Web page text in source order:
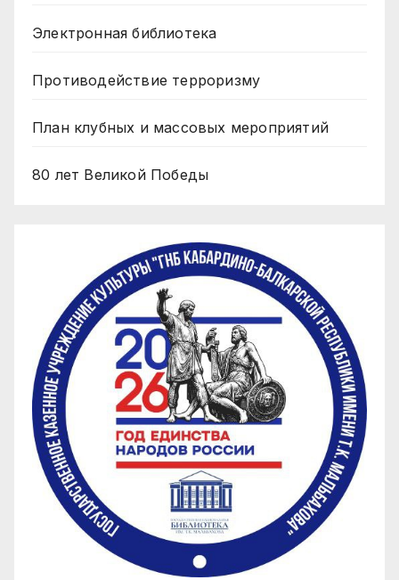
Электронная библиотека
Противодействие терроризму
План клубных и массовых мероприятий
80 лет Великой Победы